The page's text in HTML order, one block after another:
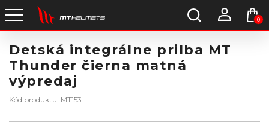
0
Detská integrálne prilba MT
Thunder čierna matná
výpredaj
Kód produktu: MT153